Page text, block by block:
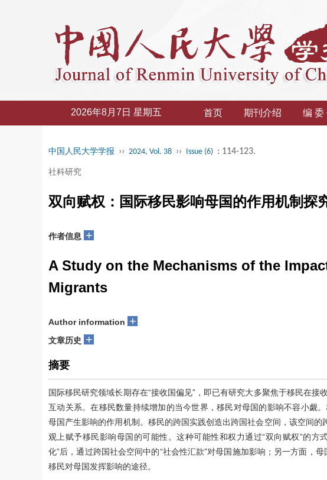
2026年8月7日 星期五 首页 期刊介绍 编 委
中国人民大学学报 ›› 2024, Vol. 38 ›› Issue (6) : 114-123.
社科研究
双向赋权：国际移民影响母国的作用机制探
作者信息 +
A Study on the Mechanisms of the
Migrants
Author information +
文章历史 +
摘要
国际移民研究领域长期存在“接收国偏见”，即已有研究大多聚焦于移民在接
互动关系。在移民数量持续增加的当今世界，移民对母国的影响不容小觑
母国产生影响的作用机制。移民的跨国实践创造出跨国社会空间，该空间的
观上赋予移民影响母国的可能性。这种可能性和权力通过“双向赋权”的方
化”后，通过跨国社会空间中的“社会性汇款”对母国施加影响；另一方面，母
移民对母国发挥影响的途径。